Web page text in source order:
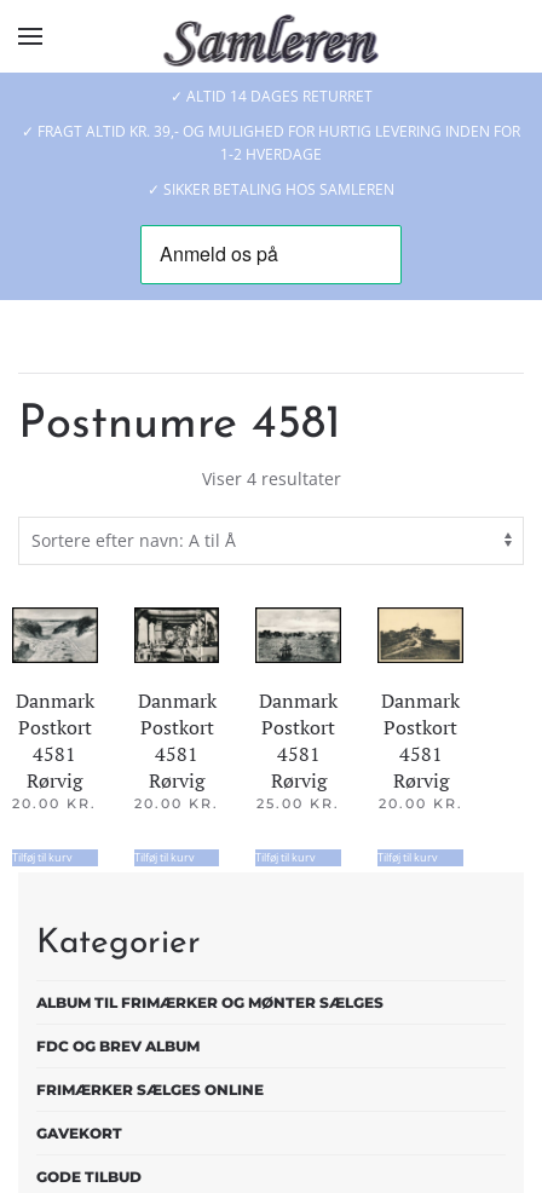
Skip to main content
✓ ALTID 14 DAGES RETURRET
✓ FRAGT ALTID KR. 39,- OG MULIGHED FOR HURTIG LEVERING INDEN FOR
1-2 HVERDAGE
✓ SIKKER BETALING HOS SAMLEREN
Postnumre 4581
Viser 4 resultater
Danmark
Postkort
4581
Rørvig
20.00 KR.
Tilføj til kurv
Danmark
Postkort
4581
Rørvig
20.00 KR.
Tilføj til kurv
Danmark
Postkort
4581
Rørvig
25.00 KR.
Tilføj til kurv
Danmark
Postkort
4581
Rørvig
20.00 KR.
Tilføj til kurv
Kategorier
ALBUM TIL FRIMÆRKER OG MØNTER SÆLGES
FDC OG BREV ALBUM
FRIMÆRKER SÆLGES ONLINE
GAVEKORT
GODE TILBUD